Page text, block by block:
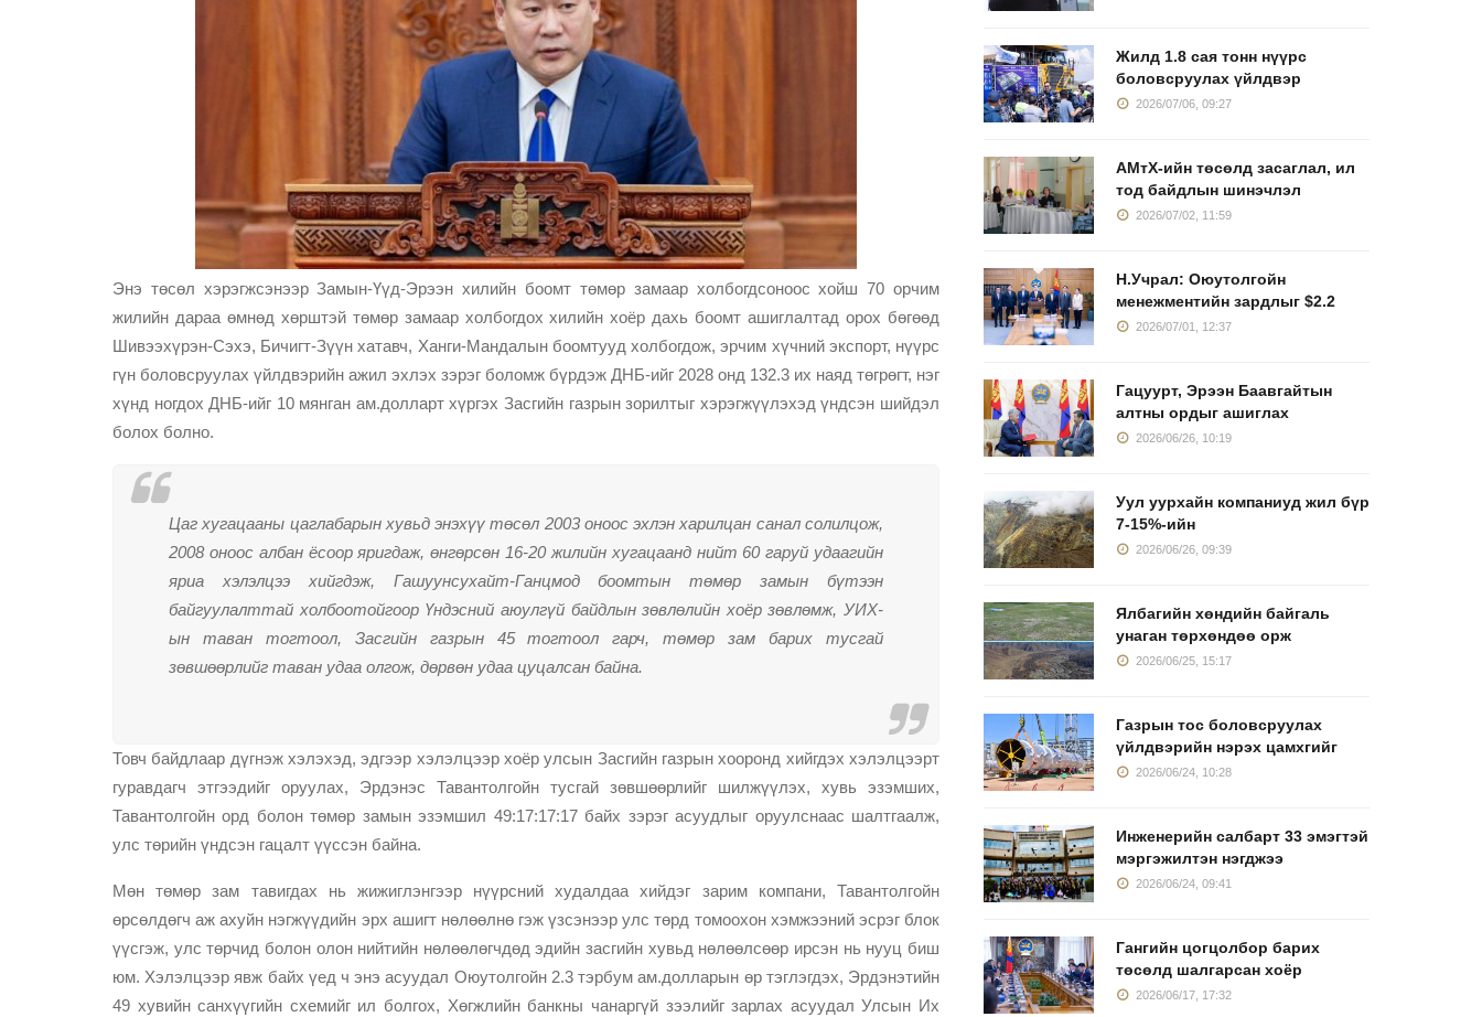
Энэ төсөл хэрэгжсэнээр Замын-Үүд-Эрээн хилийн боомт төмөр замаар холбогдсоноос хойш 70 орчим
жилийн дараа өмнөд хөрштэй төмөр замаар холбогдох хилийн хоёр дахь боомт ашиглалтад орох бөгөөд
Шивээхүрэн-Сэхэ, Бичигт-Зүүн хатавч, Ханги-Мандалын боомтууд холбогдож, эрчим хүчний экспорт, нүүрс
гүн боловсруулах үйлдвэрийн ажил эхлэх зэрэг боломж бүрдэж ДНБ-ийг 2028 онд 132.3 их наяд төгрөгт, нэг
хүнд ногдох ДНБ-ийг 10 мянган ам.долларт хүргэх Засгийн газрын зорилтыг хэрэгжүүлэхэд үндсэн шийдэл
болох болно.
Цаг хугацааны цаглабарын хувьд энэхүү төсөл 2003 оноос эхлэн харилцан санал солилцож,
2008 оноос албан ёсоор яригдаж, өнгөрсөн 16-20 жилийн хугацаанд нийт 60 гаруй удаагийн
яриа хэлэлцээ хийгдэж, Гашуунсухайт-Ганцмод боомтын төмөр замын бүтээн
байгуулалттай холбоотойгоор Үндэсний аюулгүй байдлын зөвлөлийн хоёр зөвлөмж, УИХ-
ын таван тогтоол, Засгийн газрын 45 тогтоол гарч, төмөр зам барих тусгай
зөвшөөрлийг таван удаа олгож, дөрвөн удаа цуцалсан байна.
Товч байдлаар дүгнэж хэлэхэд, эдгээр хэлэлцээр хоёр улсын Засгийн газрын хооронд хийгдэх хэлэлцээрт
гуравдагч этгээдийг оруулах, Эрдэнэс Тавантолгойн тусгай зөвшөөрлийг шилжүүлэх, хувь эзэмших,
Тавантолгойн орд болон төмөр замын эзэмшил 49:17:17:17 байх зэрэг асуудлыг оруулснаас шалтгаалж,
улс төрийн үндсэн гацалт үүссэн байна.
Мөн төмөр зам тавигдах нь жижиглэнгээр нүүрсний худалдаа хийдэг зарим компани, Тавантолгойн
өрсөлдөгч аж ахуйн нэгжүүдийн эрх ашигт нөлөөлнө гэж үзсэнээр улс төрд томоохон хэмжээний эсрэг блок
үүсгэж, улс төрчид болон олон нийтийн нөлөөлөгчдөд эдийн засгийн хувьд нөлөөлсөөр ирсэн нь нууц биш
юм. Хэлэлцээр явж байх үед ч энэ асуудал Оюутолгойн 2.3 тэрбум ам.долларын өр тэглэгдэх, Эрдэнэтийн
49 хувийн санхүүгийн схемийг ил болгох, Хөгжлийн банкны чанаргүй зээлийг зарлах асуудал Улсын Их
Жилд 1.8 сая тонн нүүрс
боловсруулах үйлдвэр
2026/07/06, 09:27
АМтХ-ийн төсөлд засаглал, ил
тод байдлын шинэчлэл
2026/07/02, 11:59
Н.Учрал: Оюутолгойн
менежментийн зардлыг $2.2
2026/07/01, 12:37
Гацуурт, Эрээн Баавгайтын
алтны ордыг ашиглах
2026/06/26, 10:19
Уул уурхайн компаниуд жил бүр
7-15%-ийн
2026/06/26, 09:39
Ялбагийн хөндийн байгаль
унаган төрхөндөө орж
2026/06/25, 15:17
Газрын тос боловсруулах
үйлдвэрийн нэрэх цамхгийг
2026/06/24, 10:28
Инженерийн салбарт 33 эмэгтэй
мэргэжилтэн нэгджээ
2026/06/24, 09:41
Гангийн цогцолбор барих
төсөлд шалгарсан хоёр
2026/06/17, 17:32